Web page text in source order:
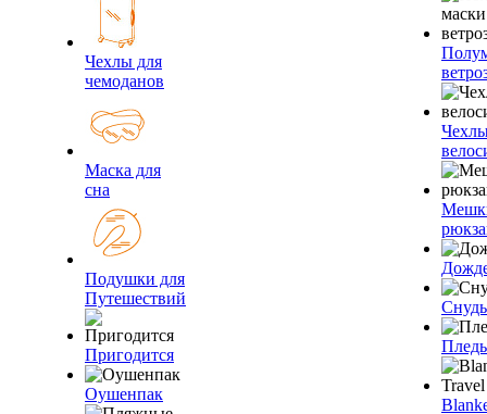
Чехлы для
чемоданов
Маска для
сна
Подушки для
Путешествий
Пригодится
Оушенпак